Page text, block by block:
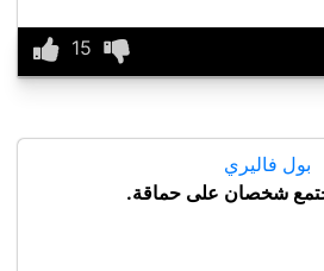
بول فاليري
شخصان على حماقة.